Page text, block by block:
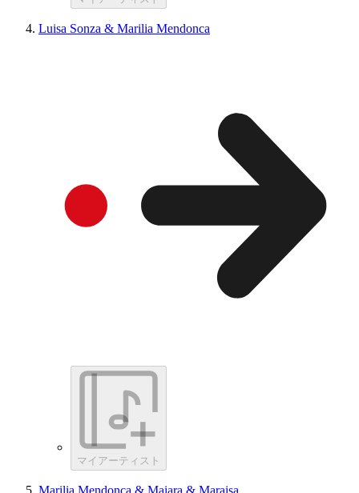
Luisa Sonza & Marilia Mendonca
マイアーティスト
Marilia Mendonca & Maiara & Maraisa